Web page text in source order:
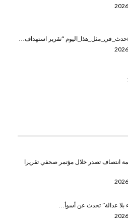
“تقرير استهداف…
انتصاف تصدر خلال مؤتمر صحفي تقريرا
بلا عدالة” تحدث عن أسوأ…